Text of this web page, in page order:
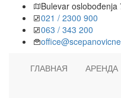
Bulevar oslobođenja
021 / 2300 900
063 / 343 200
ГЛАВНАЯ АРЕНДА